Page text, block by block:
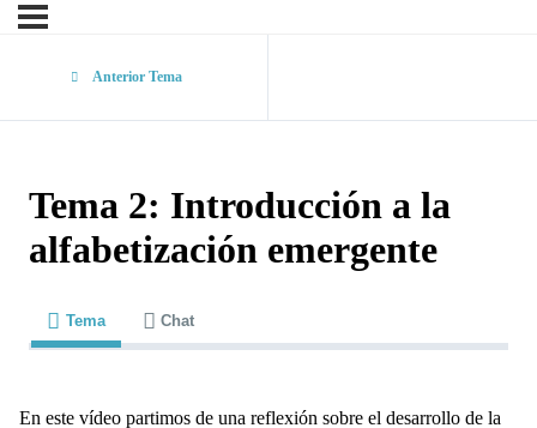
Anterior Tema
Tema 2: Introducción a la
alfabetización emergente
Tema Chat
En este vídeo partimos de una reflexión sobre el desarrollo de la